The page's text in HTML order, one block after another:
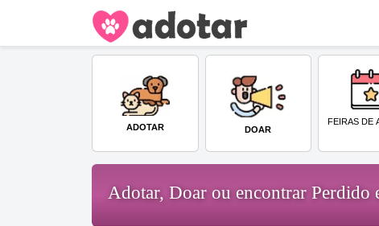
ADOTAR DOAR
FEIRAS DE
Adotar, Doar ou encontrar Perdido